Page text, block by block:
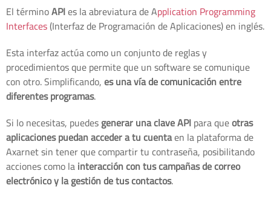
El términoAPIes la abreviatura de Application Programming
Interfaces(Interfaz de Programación de Aplicaciones) en inglés.
Esta interfaz actúa como un conjunto de reglas y
procedimientos que permite que un software se comunique
con otro. Simplificando,es una vía de comunicación entre
diferentes programas.
Si lo necesitas, puedesgenerar una clave APIpara queotras
aplicaciones puedan acceder a tu cuentaen la plataforma de
Axarnet sin tener que compartir tu contraseña, posibilitando
acciones como lainteracción con tus campañas de correo
electrónico y la gestión de tus contactos.